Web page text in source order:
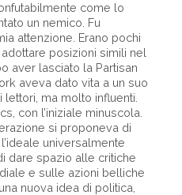
come lo
un nemico. Fu
attenzione. Erano pochi
posizioni simili nel
aver lasciato la Partisan
aveva dato vita a un suo
ma molto influenti.
con l’iniziale minuscola.
si proponeva di
universalmente
dare spazio alle critiche
e sulle azioni belliche
nuova idea di politica,